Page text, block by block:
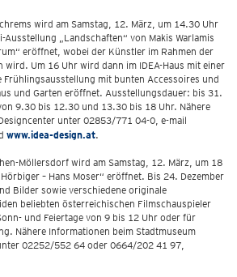
wird am Samstag, 12. März, um 14.30 Uhr
„Landschaften“ von Makis Warlamis
eröffnet, wobei der Künstler im Rahmen der
wird. Um 16 Uhr wird dann im IDEA-Haus mit einer
Frühlingsausstellung mit bunten Accessoires und
und Garten eröffnet. Ausstellungsdauer: bis 31.
9.30 bis 12.30 und 13.30 bis 18 Uhr. Nähere
unter 02853/771 04-0, e-mail
www.idea-design.at.
Möllersdorf wird am Samstag, 12. März, um 18
– Hans Moser“ eröffnet. Bis 24. Dezember
Bilder sowie verschiedene originale
beliebten österreichischen Filmschauspieler
und Feiertage von 9 bis 12 Uhr oder für
Nähere Informationen beim Stadtmuseum
02252/552 64 oder 0664/202 41 97,